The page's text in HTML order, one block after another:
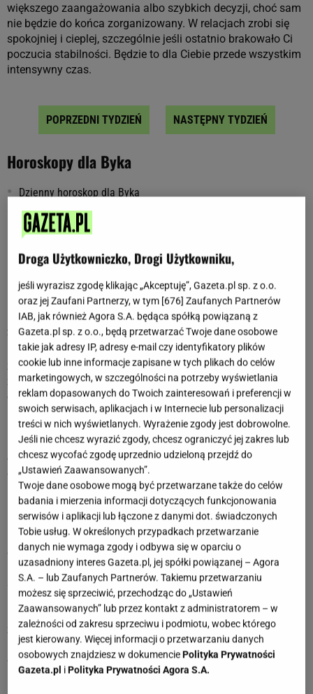
większego zaangażowania albo szybkich decyzji, choć sam
nie będzie do końca zorganizowany. W relacjach zrobi się
spokojniej i cieplej, szczególnie jeśli ostatnio brakowało Ci
poczucia stabilności. Będzie to dla Ciebie przede wszystkim
intensywny czas.
POPRZEDNI TYDZIEŃ NASTĘPNY TYDZIEŃ
Horoskopy dla Byka
Dzienny horoskop dla Byka
Tygodniowy horoskop dla Byka
Miesięczny horoskop dla Byka
Charakterystyka znaku: Byk
Horoskopy z ostatnich tygodni dla Byka
25 maja 2026 - 31 maja 2026
Byku, końcówka miesiąca przyniesie wyciszenie i potrzebę
złapania dystansu od codziennego tempa. Warto domknąć
zaległe sprawy i nie brać na siebie zbyt wielu nowych
obowiązków, bo organizm może domagać się odpoczynku.
Możesz poczuć większą potrzebę stabilizacji, komfortu i
uporządkowania emocji. To dobry czas na spokojne
podsumowania i odcięcie się od tego, co nie daje już
efektów. Wewnętrzny spokój stanie się ważniejszy niż
działanie na siłę.
18 maja 2026 - 24 maja 2026
Byku, nadchodzący tydzień będzie sprzyjać współpracy i
rozmowom, które mogą coś wyjaśnić lub uporządkować na
dłużej. Możesz mieć więcej obowiązków, ale jednocześnie
lepszą organizację działania i większą kontrolę nad
sytuacją. W relacjach liczyć się będzie cierpliwość, spokój i
unikanie nadinterpretacji słów innych osób. Dobrze słuchaj,
bo informacje, które się pojawią, mogą mieć większe
znaczenie, niż na pierwszy rzut oka wygląda. To czas, w
którym buduje się stabilniejsze fundamenty pod kolejne
działania.
Droga Użytkowniczko, Drogi Użytkowniku,
jeśli wyrazisz zgodę klikając „Akceptuję”, Gazeta.pl sp. z o.o.
oraz jej Zaufani Partnerzy, w tym [676] Zaufanych Partnerów
IAB, jak również Agora S.A. będąca spółką powiązaną z
Gazeta.pl sp. z o.o., będą przetwarzać Twoje dane osobowe
takie jak adresy IP, adresy e-mail czy identyfikatory plików
cookie lub inne informacje zapisane w tych plikach do celów
marketingowych, w szczególności na potrzeby wyświetlania
reklam dopasowanych do Twoich zainteresowań i preferencji w
swoich serwisach, aplikacjach i w Internecie lub personalizacji
treści w nich wyświetlanych. Wyrażenie zgody jest dobrowolne.
Jeśli nie chcesz wyrazić zgody, chcesz ograniczyć jej zakres lub
chcesz wycofać zgodę uprzednio udzieloną przejdź do
„Ustawień Zaawansowanych”.
Twoje dane osobowe mogą być przetwarzane także do celów
badania i mierzenia informacji dotyczących funkcjonowania
serwisów i aplikacji lub łączone z danymi dot. świadczonych
Tobie usług. W określonych przypadkach przetwarzanie
danych nie wymaga zgody i odbywa się w oparciu o
uzasadniony interes Gazeta.pl, jej spółki powiązanej – Agora
S.A. – lub Zaufanych Partnerów. Takiemu przetwarzaniu
możesz się sprzeciwić, przechodząc do „Ustawień
Zaawansowanych” lub przez kontakt z administratorem – w
zależności od zakresu sprzeciwu i podmiotu, wobec którego
jest kierowany. Więcej informacji o przetwarzaniu danych
osobowych znajdziesz w dokumenciePolityka Prywatności
Gazeta.pl iPolityka Prywatności Agora S.A.